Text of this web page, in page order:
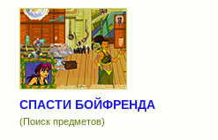
СПАСТИ БОЙФРЕНДА
(Поиск предметов)